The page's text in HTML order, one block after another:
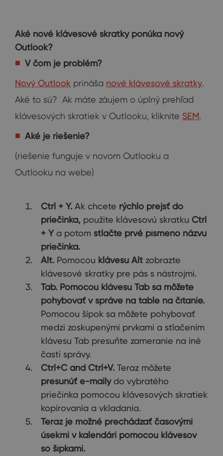
Aké nové klávesové skratky ponúka nový
Outlook?
V čom je problém?
Nový Outlook prináša nové klávesové skratky.
Aké to sú? Ak máte záujem o úplný prehľad
klávesových skratiek v Outlooku, kliknite SEM.
Aké je riešenie?
(riešenie funguje v novom Outlooku a
Outlooku na webe)
Ctrl + Y. Ak chcete rýchlo prejsť do
priečinka, použite klávesovú skratku Ctrl
+ Ya potom stlačte prvé písmeno názvu
priečinka.
Alt. Pomocou klávesu Alt zobrazte
klávesové skratky pre pás s nástrojmi.
Tab. Pomocou klávesu Tab sa môžete
pohybovať v správe na table na čítanie.
Pomocou šípok sa môžete pohybovať
medzi zoskupenými prvkami a stlačením
klávesu Tab presuňte zameranie na iné
časti správy.
Ctrl+C and Ctrl+V. Teraz môžete
presunúť e-mailydo vybratého
priečinka pomocou klávesových skratiek
kopírovania a vkladania.
Teraz je možné prechádzať časovými
úsekmi v kalendári pomocou klávesov
so šípkami.